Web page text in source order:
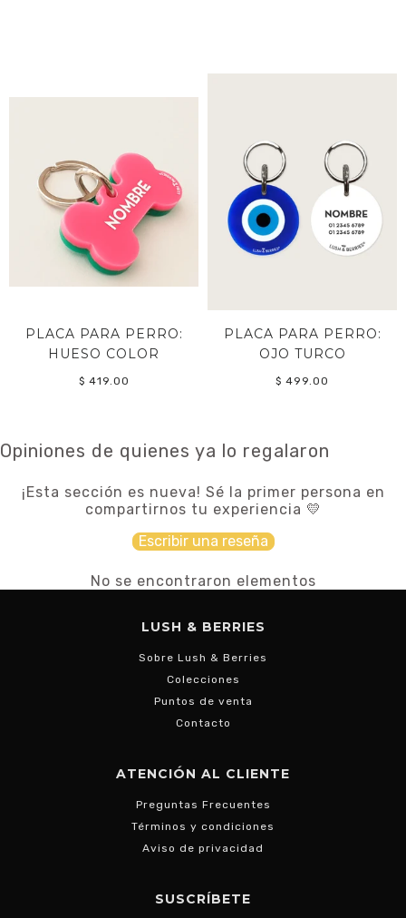
PLACA PARA PERRO:
HUESO COLOR
$ 419.00
PLACA PARA PERRO:
OJO TURCO
$ 499.00
Opiniones de quienes ya lo regalaron
¡Esta sección es nueva! Sé la primer persona en
compartirnos tu experiencia 💛
Escribir una reseña
No se encontraron elementos
LUSH & BERRIES
Sobre Lush & Berries
Colecciones
Puntos de venta
Contacto
ATENCIÓN AL CLIENTE
Preguntas Frecuentes
Términos y condiciones
Aviso de privacidad
SUSCRÍBETE